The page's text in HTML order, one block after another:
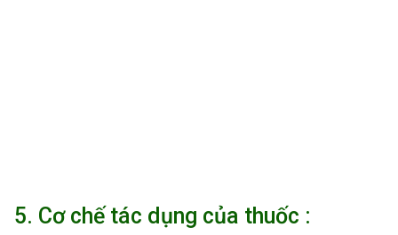
5. Cơ chế tác dụng của thuốc :